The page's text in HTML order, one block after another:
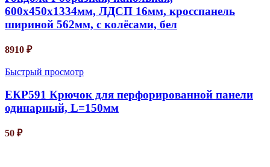
600х450х1334мм, ЛДСП 16мм, кросспанель
шириной 562мм, с колёсами, бел
8910 ₽
Быстрый просмотр
ЕКР591 Крючок для перфорированной панели
одинарный, L=150мм
50 ₽